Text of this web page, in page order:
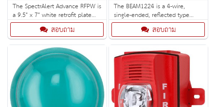
The SpectrAlert Advance RFPW is
a 9.5" x 7" white retrofit plate
that covers the footprint of the
legacy SpectrAlert wall-mount
speaker strobe. Compatible with
horn strobe and speaker strobe
line.
สอบถาม
The BEAM1224 is a 4-wire,
single-ended, reflected type
beam smoke detector that
includes an 8" reflector and an
integral sensitivity test.
สอบถาม